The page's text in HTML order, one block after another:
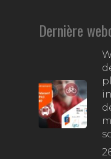
Dernière